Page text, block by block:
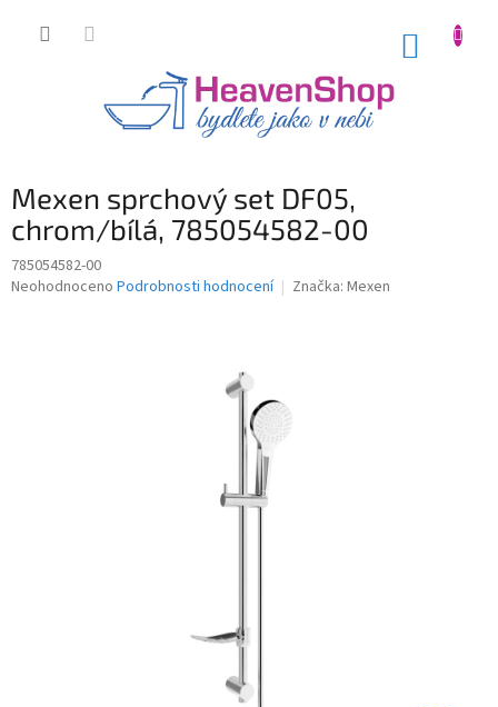
Mexen sprchový set DF05,
chrom/bílá, 785054582-00
785054582-00
Průměrné
Neohodnoceno Podrobnosti hodnocení Značka: Mexen